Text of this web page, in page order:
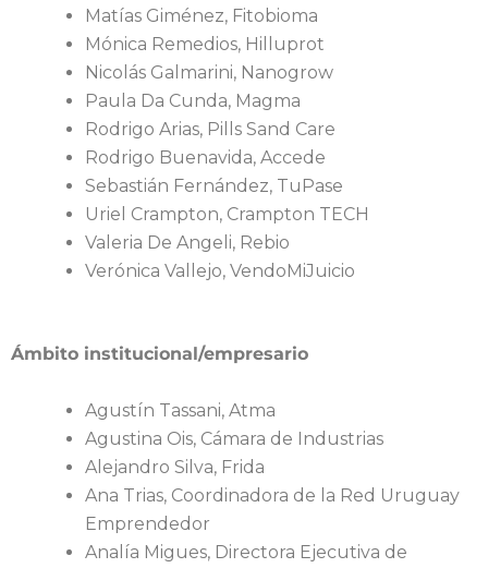
Matías Giménez, Fitobioma
Mónica Remedios, Hilluprot
Nicolás Galmarini, Nanogrow
Paula Da Cunda, Magma
Rodrigo Arias, Pills Sand Care
Rodrigo Buenavida, Accede
Sebastián Fernández, TuPase
Uriel Crampton, Crampton TECH
Valeria De Angeli, Rebio
Verónica Vallejo, VendoMiJuicio
Ámbito institucional/empresario
Agustín Tassani, Atma
Agustina Ois, Cámara de Industrias
Alejandro Silva, Frida
Ana Trias, Coordinadora de la Red Uruguay
Emprendedor
Analía Migues, Directora Ejecutiva de